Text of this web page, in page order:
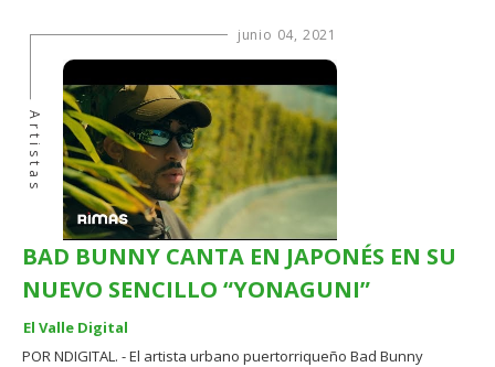
junio 04, 2021
Artistas
BAD BUNNY CANTA EN JAPONÉS EN SU
NUEVO SENCILLO “YONAGUNI”
El Valle Digital
POR NDIGITAL. - El artista urbano puertorriqueño Bad Bunny